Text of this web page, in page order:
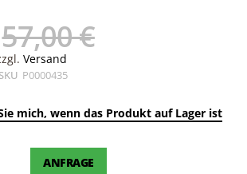
57,00 €
Versand
SKU P0000435
mich, wenn das Produkt auf Lager ist
ANFRAGE